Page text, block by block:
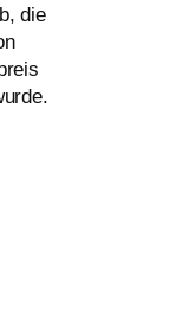
die